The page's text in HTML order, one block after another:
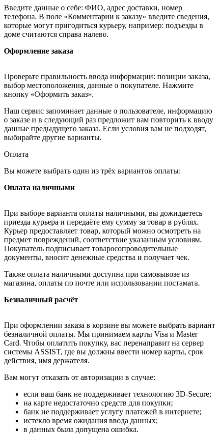
Введите данные о себе: ФИО, адрес доставки, номер
телефона. В поле «Комментарии к заказу» введите сведения,
которые могут пригодиться курьеру, например: подъезды в
доме считаются справа налево.
Оформление заказа
Проверьте правильность ввода информации: позиции заказа,
выбор местоположения, данные о покупателе. Нажмите
кнопку «Оформить заказ».
Наш сервис запоминает данные о пользователе, информацию
о заказе и в следующий раз предложит вам повторить к вводу
данные предыдущего заказа. Если условия вам не подходят,
выбирайте другие варианты.
Оплата
Вы можете выбрать один из трёх вариантов оплаты:
Оплата наличными
При выборе варианта оплаты наличными, вы дожидаетесь
приезда курьера и передаёте ему сумму за товар в рублях.
Курьер предоставляет товар, который можно осмотреть на
предмет повреждений, соответствие указанным условиям.
Покупатель подписывает товаросопроводительные
документы, вносит денежные средства и получает чек.
Также оплата наличными доступна при самовывозе из
магазина, оплаты по почте или использовании постамата.
Безналичный расчёт
При оформлении заказа в корзине вы можете выбрать вариант
безналичной оплаты. Мы принимаем карты Visa и Master
Card. Чтобы оплатить покупку, вас перенаправит на сервер
системы ASSIST, где вы должны ввести номер карты, срок
действия, имя держателя.
Вам могут отказать от авторизации в случае:
если ваш банк не поддерживает технологию 3D-Secure;
на карте недостаточно средств для покупки;
банк не поддерживает услугу платежей в интернете;
истекло время ожидания ввода данных;
в данных была допущена ошибка.